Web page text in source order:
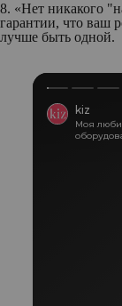
8. «Нет никакого
гарантии, что ваш
лучше быть одной.